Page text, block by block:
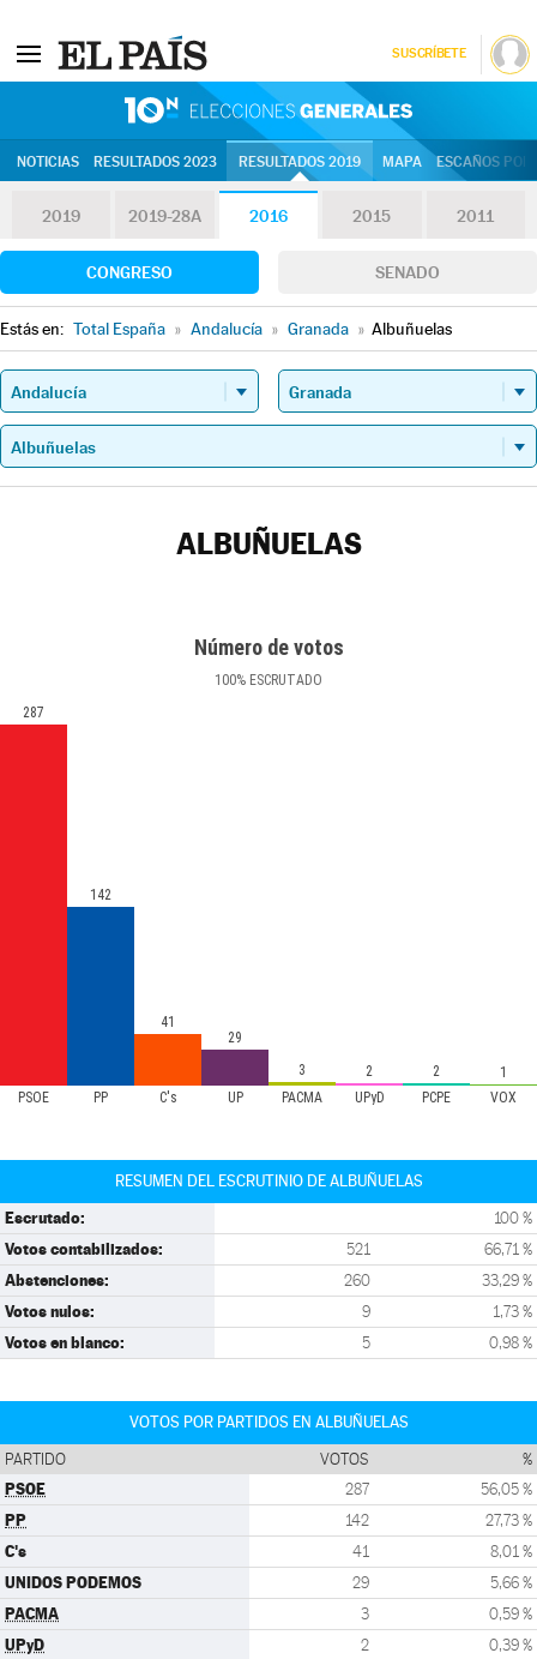
SUSCRÍBETE
NOTICIAS RESULTADOS 2023 RESULTADOS 2019 MAPA ESCAÑOS
2019 2019-28A 2016 2015 2011
CONGRESO SENADO
Estás en: Total España » Andalucía » Granada » Albuñuelas
ALBUÑUELAS
Número de votos
100% ESCRUTADO
PSOE PP C's UP PACMA UPyD PCPE VOX
287
142
41
29
3
2 2 1
RESUMEN DEL ESCRUTINIO DE ALBUÑUELAS
Escrutado: 100 %
Votos contabilizados: 521 66,71 %
Abstenciones: 260 33,29 %
Votos nulos: 9 1,73 %
Votos en blanco: 5 0,98 %
VOTOS POR PARTIDOS EN ALBUÑUELAS
PARTIDO VOTOS %
PSOE 287 56,05 %
PP 142 27,73 %
C's 41 8,01 %
UNIDOS PODEMOS 29 5,66 %
PACMA 3 0,59 %
UPyD 2 0,39 %